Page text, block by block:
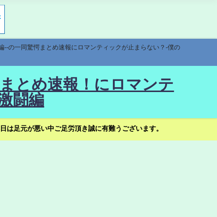
の一同驚愕まとめ速報にロマンティックが止まらない？-僕の
とめ速報！にロマンテ
闘編
足元が悪い中ご足労頂き誠に有難うございます。